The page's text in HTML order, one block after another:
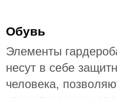
Обувь
Элементы
несут в себе
человека,